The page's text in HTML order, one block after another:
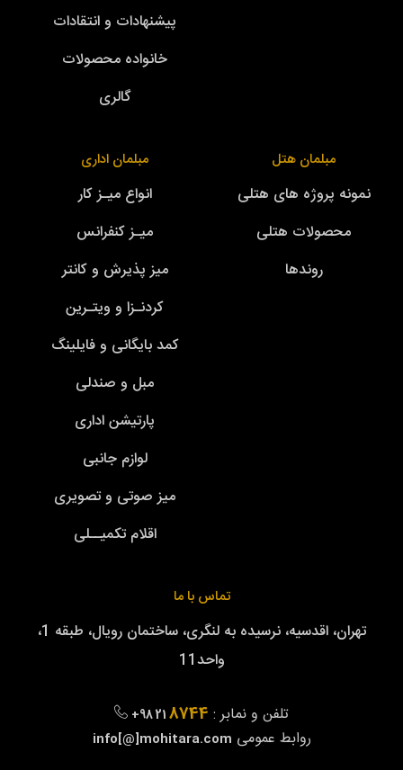
پیشنهادات و انتقادات
خانواده محصولات
گالری
مبلمان هتل
نمونه پروژه های هتلی
محصولات هتلی
روندها
مبلمان اداری
انواع میـز کار
میـز کنفرانس
میز پذیرش و کانتر
کردنـزا و ویتـرین
کمد بایگانی و فایلینگ
مبل و صندلی
پارتیشن اداری
لوازم جانبی
میز صوتی و تصویری
اقلام تکمیــلی
تماس با ما
تهران، اقدسیه، نرسیده به لنگری، ساختمان رویال، طبقه 1،
واحد11
تلفن و نمابر : +98 218744
روابط عمومی info[@]mohitara.com